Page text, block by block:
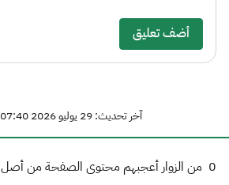
أضف تعليق
آخر تحديث: 29 يوليو 2026 07:40 م المملكة العربية السعودية
0 من الزوار أعجبهم محتوى الصفحة من أصل